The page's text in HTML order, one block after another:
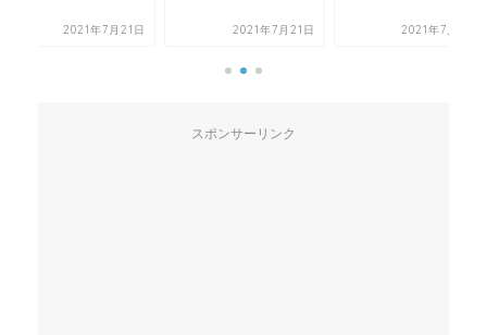
2021年7月21日 2021年7月21日 2021年7月20日
スポンサーリンク